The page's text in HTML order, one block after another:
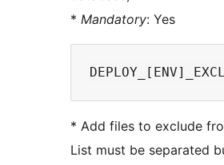
* Mandatory: Yes
* Add files to exclude
List must be separated